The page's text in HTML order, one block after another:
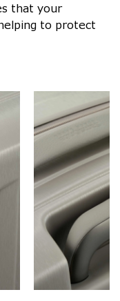
that your
to protect